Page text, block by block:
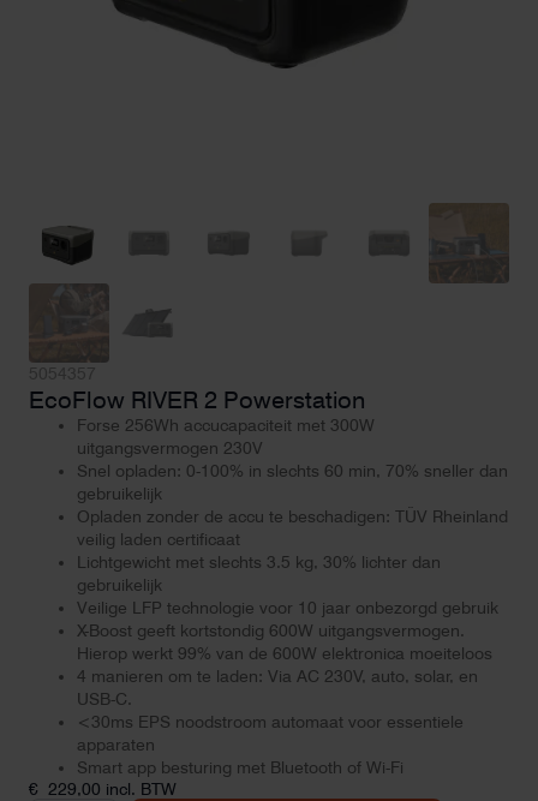
EcoFlow RIVER 2 Powerstation
Forse 256Wh accucapaciteit met 300W
uitgangsvermogen 230V
Snel opladen: 0-100% in slechts 60 min, 70% sneller dan
gebruikelijk
Opladen zonder de accu te beschadigen: TÜV Rheinland
veilig laden certificaat
Lichtgewicht met slechts 3.5 kg, 30% lichter dan
gebruikelijk
Veilige LFP technologie voor 10 jaar onbezorgd gebruik
X-Boost geeft kortstondig 600W uitgangsvermogen.
Hierop werkt 99% van de 600W elektronica moeiteloos
4 manieren om te laden: Via AC 230V, auto, solar, en
USB-C.
<30ms EPS noodstroom automaat voor essentiele
apparaten
Smart app besturing met Bluetooth of Wi-Fi
€ 229,00 incl. BTW